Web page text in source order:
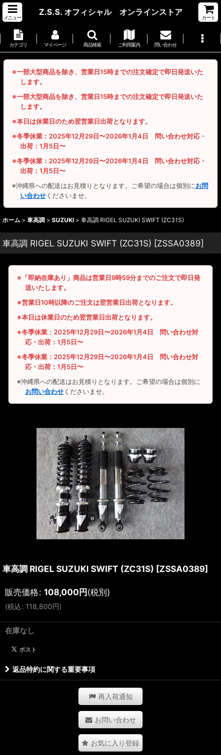
メニュー
Z.S.S. オフィシャル オンラインストア
カート
カテゴリ マイページ 商品検索 ご利用案内 問い合わせ
※一部大型商品を除き、営業日15時までの注文確定で即日発送いた
します。
※一部大型商品を除き、営業日15時までの注文確定で即日発送いた
します。
※本日は休業日のため翌営業日出荷となります。
※冬季休業：2025年12月29日〜2026年1月4日 問い合わせ対応・
出荷：1月5日〜
※冬季休業：2025年12月29日〜2026年1月4日 問い合わせ対応・
出荷：1月5日〜
※沖縄県への配送はお見積りとなります。ご希望の場合は個別にお問
い合わせくださいませ。
ホーム > 車高調 > SUZUKI > 車高調 RIGEL SUZUKI SWIFT (ZC31S)
車高調 RIGEL SUZUKI SWIFT (ZC31S) [ZSSA0389]
※「即納在庫あり」商品は営業日9時59分までのご注文で即日発
送いたします。
※営業日10時以降のご注文は翌営業日出荷となります。
※本日は休業日のため翌営業日出荷となります。
※冬季休業：2025年12月29日〜2026年1月4日 問い合わせ対
応・出荷：1月5日〜
※冬季休業：2025年12月29日〜2026年1月4日 問い合わせ対
応・出荷：1月5日〜
※沖縄県への配送はお見積りとなります。ご希望の場合は個別に
お問い合わせくださいませ。
車高調 RIGEL SUZUKI SWIFT (ZC31S) [ZSSA0389]
販売価格: 108,000円(税別)
(税込: 118,800円)
在庫なし
返品特約に関する重要事項
再入荷通知
お問い合わせ
お気に入り登録